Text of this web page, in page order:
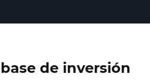
de inversión